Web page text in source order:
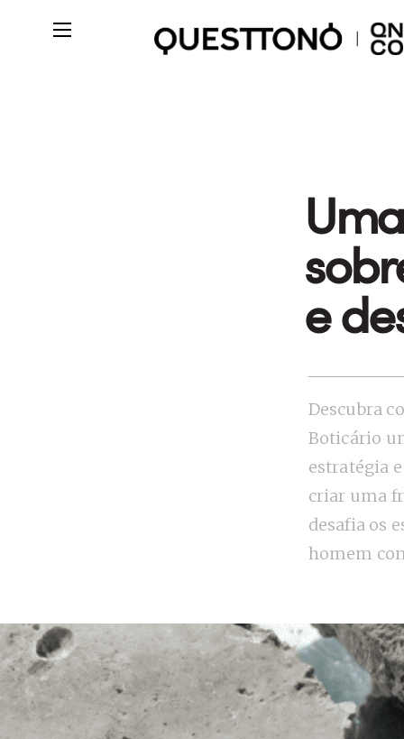
e
Descubra
Boticário
estratégia
criar uma
desafia os
homem